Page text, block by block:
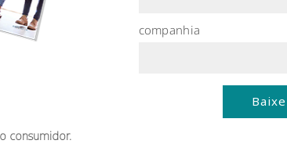
consumidor.
companhia